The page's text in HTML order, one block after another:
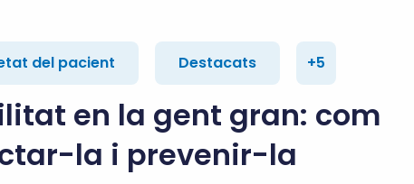
del pacient Destacats +5
en la gent gran: com
la i prevenir-la